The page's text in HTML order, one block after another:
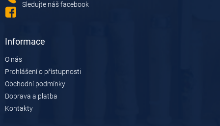
Sledujte náš facebook
Informace
O nás
Prohlášení o přístupnosti
Obchodní podmínky
Doprava a platba
Kontakty